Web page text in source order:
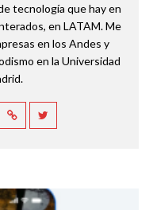
tecnología que hay en
en LATAM. Me
en los Andes y
en la Universidad